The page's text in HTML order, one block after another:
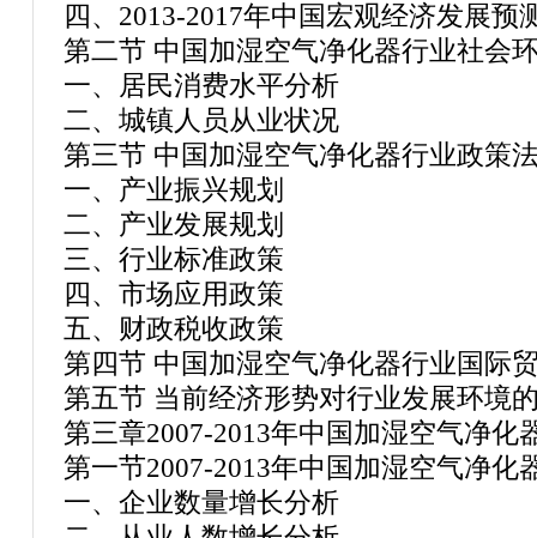
四、2013-2017年中国宏观经济发展预
第二节 中国加湿空气净化器行业社会
一、居民消费水平分析
二、城镇人员从业状况
第三节 中国加湿空气净化器行业政策
一、产业振兴规划
二、产业发展规划
三、行业标准政策
四、市场应用政策
五、财政税收政策
第四节 中国加湿空气净化器行业国际
第五节 当前经济形势对行业发展环境
第三章2007-2013年中国加湿空气净化
第一节2007-2013年中国加湿空气净化
一、企业数量增长分析